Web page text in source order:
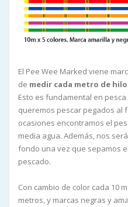
El Pee Wee Marked viene
de medir cada metro de hilo
Esto es fundamental en
queremos pescar pegados al
ocasiones encontramos el
media agua. Además, nos
fondo una vez que sepamos
pescado.
Con cambio de color cada 10
metros, y marcas negras y